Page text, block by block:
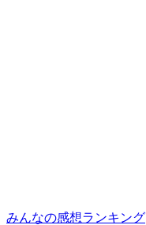
みんなの感想ランキング